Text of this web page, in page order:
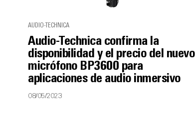
AUDIO-TECHNICA
Audio-Technica confirma la
disponibilidad y el precio del nuevo
micrófono BP3600 para
aplicaciones de audio inmersivo
08/05/2023